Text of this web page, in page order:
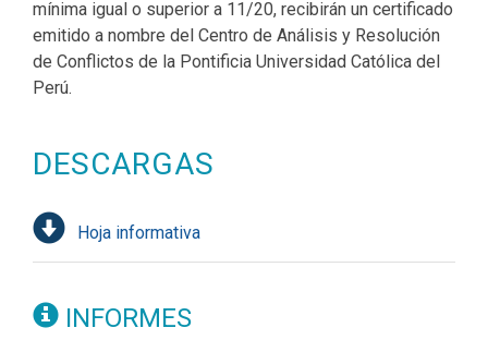
mínima igual o superior a 11/20, recibirán un certificado
emitido a nombre del Centro de Análisis y Resolución
de Conflictos de la Pontificia Universidad Católica del
Perú.
DESCARGAS
Hoja informativa
INFORMES